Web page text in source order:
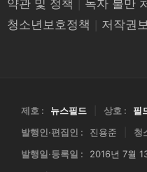
약관 및 정책 | 독자 불만
청소년보호정책 | 저작권
제호 : 뉴스필드 상호 :
필
발행인·편집인 :
진용준 청
발행일·등록일 :
2016년 7월